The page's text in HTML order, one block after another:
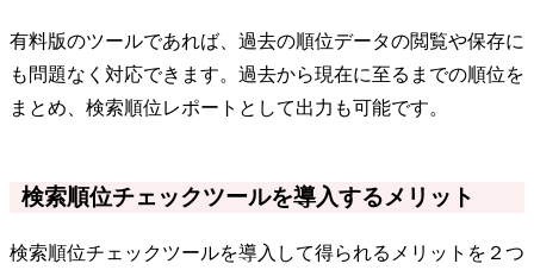
有料版のツールであれば、過去の順位データの閲覧や保存に
も問題なく対応できます。過去から現在に至るまでの順位を
まとめ、検索順位レポートとして出力も可能です。
検索順位チェックツールを導入するメリット
検索順位チェックツールを導入して得られるメリットを２つ